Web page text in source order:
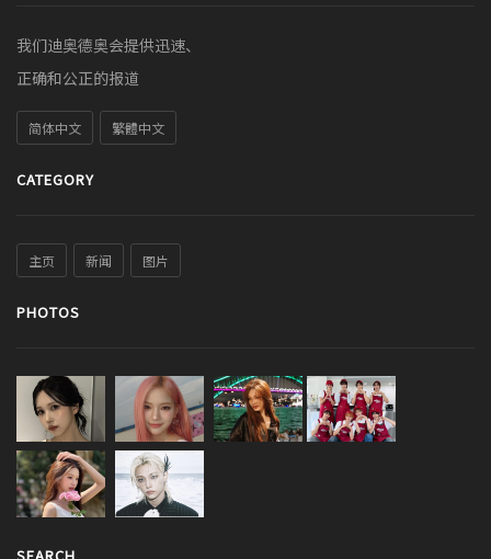
我们迪奥德奥会提供迅速、
正确和公正的报道
简体中文 繁體中文
CATEGORY
主页 新闻 图片
PHOTOS